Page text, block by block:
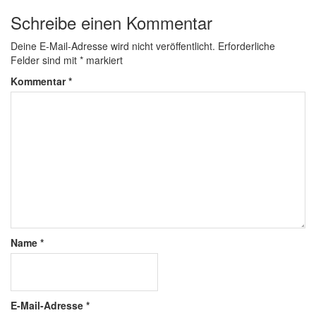
Schreibe einen Kommentar
Deine E-Mail-Adresse wird nicht veröffentlicht. Erforderliche
Felder sind mit * markiert
Kommentar*
Name *
E-Mail-Adresse *